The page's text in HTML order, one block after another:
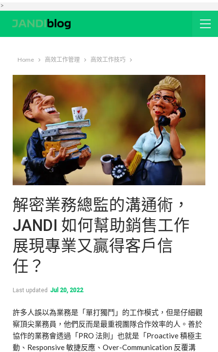
>
Home 高效工作管理 高效工作技巧
解密業務總監的溝通術，
JANDI 如何幫助銷售工作
展現專業又贏得客戶信
任？
Last updated Jul 20, 2022
許多人誤以為業務是「單打獨鬥」的工作模式，但是仔細觀
察頂尖業務員，他們反而是最重視團隊合作效率的人。善於
協作的業務會透過「PRO法則」也就是「Proactive積極主
動、 Responsive敏捷反應、Over-Communication 反覆溝